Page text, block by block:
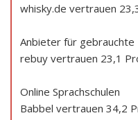
whisky.de vertrauen
Anbieter für gebrauchte
rebuy vertrauen 23,1
Online Sprachschulen
Babbel vertrauen 34,2